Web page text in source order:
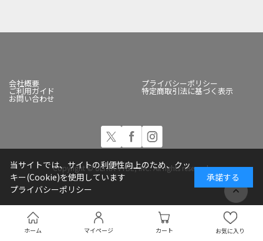
ホーム マイページ カート お気に入り
会社概要 プライバシーポリシー
ご利用ガイド 特定商取引法に基づく表示
お問い合わせ
Copyright © ULTRA-VYBE, INC. All rights reserved.
当サイトでは、サイトの利便性向上のため、クッ
キー(Cookie)を使用しています
プライバシーポリシー
承諾する